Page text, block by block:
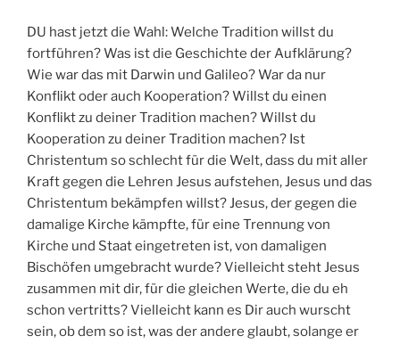
DU hast jetzt die Wahl: Welche Tradition willst du
fortführen? Was ist die Geschichte der Aufklärung?
Wie war das mit Darwin und Galileo? War da nur
Konflikt oder auch Kooperation? Willst du einen
Konflikt zu deiner Tradition machen? Willst du
Kooperation zu deiner Tradition machen? Ist
Christentum so schlecht für die Welt, dass du mit aller
Kraft gegen die Lehren Jesus aufstehen, Jesus und das
Christentum bekämpfen willst? Jesus, der gegen die
damalige Kirche kämpfte, für eine Trennung von
Kirche und Staat eingetreten ist, von damaligen
Bischöfen umgebracht wurde? Vielleicht steht Jesus
zusammen mit dir, für die gleichen Werte, die du eh
schon vertritts? Vielleicht kann es Dir auch wurscht
sein, ob dem so ist, was der andere glaubt, solange er